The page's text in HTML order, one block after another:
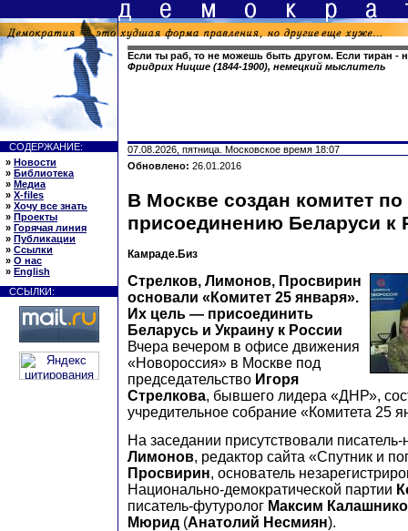
Если ты раб, то не можешь быть другом. Если тиран -
Фридрих Ницше (1844-1900), немецкий мыслитель
СОДЕРЖАНИЕ:
» Новости
» Библиотека
» Медиа
» X-files
» Хочу все знать
» Проекты
» Горячая линия
» Публикации
» Ссылки
» О нас
» English
ССЫЛКИ:
07.08.2026, пятница. Московское время 18:07
Обновлено: 26.01.2016
В Москве создан комитет по
присоединению Беларуси к
Камраде.Биз
Стрелков, Лимонов, Просвирин
основали «Комитет 25 января».
Их цель — присоединить
Беларусь и Украину к России
Вчера вечером в офисе движения
«Новороссия» в Москве под
председательство Игоря
Стрелкова, бывшего лидера «ДНР»,
учредительное собрание «Комитета 25
На заседании присутствовали
Лимонов, редактор сайта «Спутник и
Просвирин, основатель
Национально-демократической партии
писатель-футуролог Максим
Мюрид (Анатолий Несмиян).